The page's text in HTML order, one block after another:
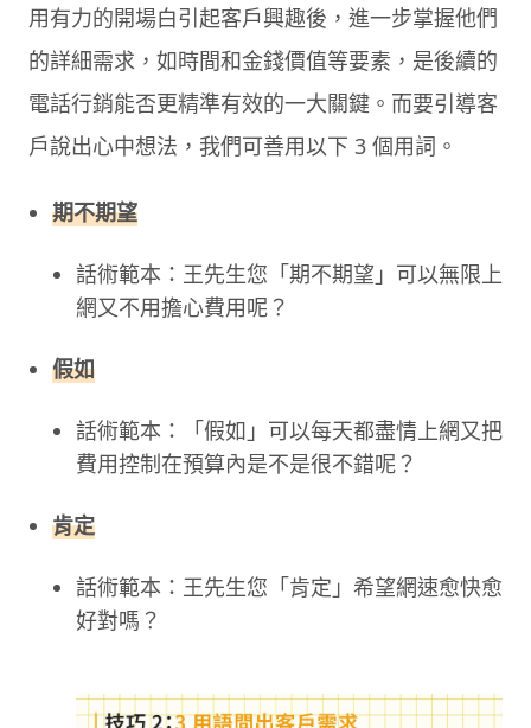
用有力的開場白引起客戶興趣後，進一步掌握他們
的詳細需求，如時間和金錢價值等要素，是後續的
電話行銷能否更精準有效的一大關鍵。而要引導客
戶說出心中想法，我們可善用以下 3 個用詞。
期不期望
話術範本：王先生您「期不期望」可以無限上
網又不用擔心費用呢？
假如
話術範本：「假如」可以每天都盡情上網又把
費用控制在預算內是不是很不錯呢？
肯定
話術範本：王先生您「肯定」希望網速愈快愈
好對嗎？